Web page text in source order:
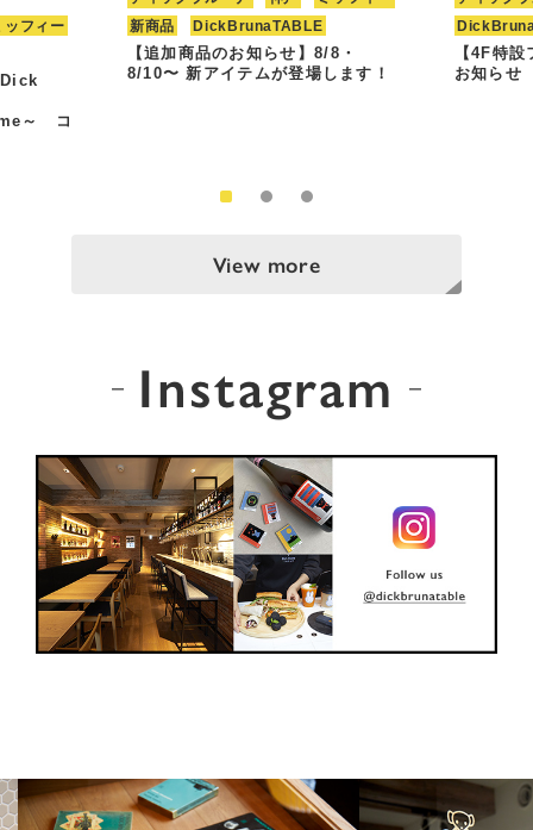
ッフィー
～ コ
新商品
DickBrunaTABLE
【追加商品のお知らせ】8/8・
8/10〜 新アイテムが登場します！
【4F特
お知らせ
View more
Instagram